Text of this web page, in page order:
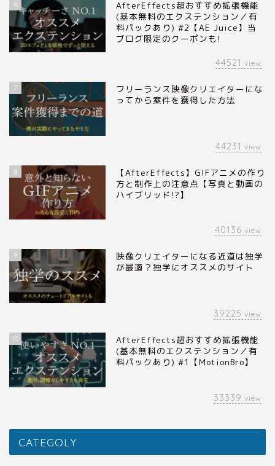
6
AfterEffects超おすすめ拡張機能
(基本無料のエクステンション／有
料パックあり) #2【AE Juice】当
ブログ限定のクーポンも!
44521 view
7
フリーランス映像クリエイターにな
ってから案件を獲得した方法
44231 view
8
【AfterEffects】GIFアニメの作り
方と制作上の注意点【写真と動画の
ハイブリッド!?】
40136 view
9
映像クリエイターになる近道は独学
が最適？独学にオススメのサイト
39225 view
10
AfterEffects超おすすめ拡張機能
(基本無料のエクステンション／有
料パックあり) #1【MotionBro】
33339 view
CATEGOLY